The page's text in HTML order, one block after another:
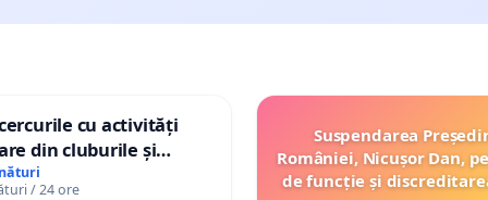
cu activități
din cluburile și
/ 24 ore
Suspendarea
României, Nicușor Dan,
de funcție și